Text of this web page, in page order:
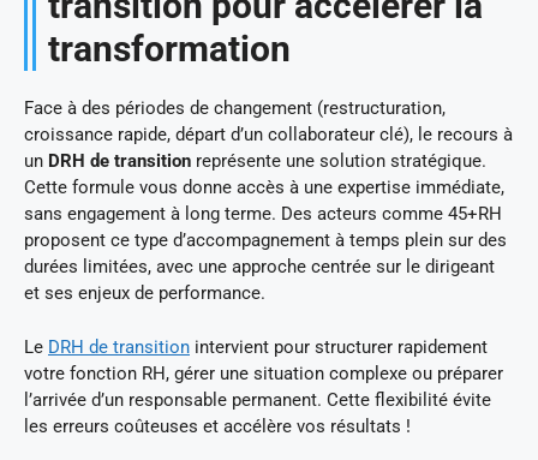
transformation
Face à des périodes de changement (restructuration,
croissance rapide, départ d’un collaborateur clé), le recours à
un DRH de transition représente une solution stratégique.
Cette formule vous donne accès à une expertise immédiate,
sans engagement à long terme. Des acteurs comme 45+RH
proposent ce type d’accompagnement à temps plein sur des
durées limitées, avec une approche centrée sur le dirigeant
et ses enjeux de performance.
Le DRH de transition intervient pour structurer rapidement
votre fonction RH, gérer une situation complexe ou préparer
l’arrivée d’un responsable permanent. Cette flexibilité évite
les erreurs coûteuses et accélère vos résultats !